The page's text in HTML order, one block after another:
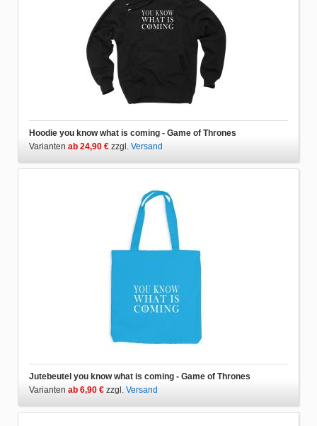
Hoodie you know what is coming - Game of Thrones
Varianten ab 24,90 € zzgl. Versand
Jutebeutel you know what is coming - Game of Thrones
Varianten ab 6,90 € zzgl. Versand